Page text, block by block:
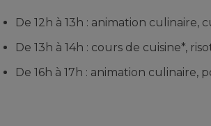
De 12h à 13h : animation culinaire,
De 13h à 14h : cours de cuisine*,
De 16h à 17h : animation